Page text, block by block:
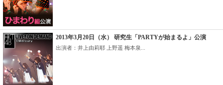
2013年3月20日（水） 研究生「PARTYが始まるよ」公演
出演者：井上由莉耶 上野遥 梅本泉...